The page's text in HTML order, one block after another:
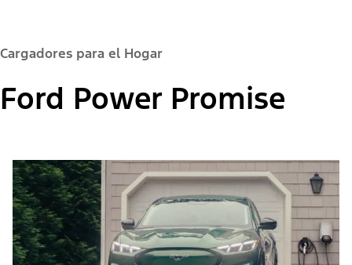
Cargadores para el Hogar
Ford Power Promise